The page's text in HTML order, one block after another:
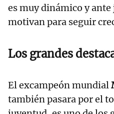
es muy dinámico y ante
motivan para seguir
Los grandes
El excampeón mundial
también pasara por el